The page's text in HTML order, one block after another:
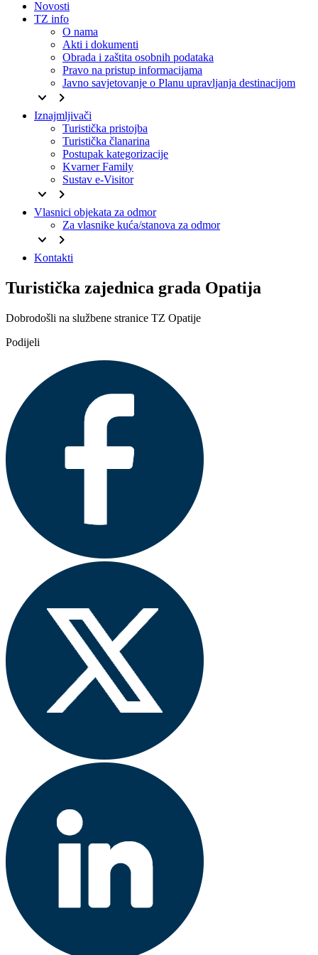
Novosti
TZ info
O nama
Akti i dokumenti
Obrada i zaštita osobnih podataka
Pravo na pristup informacijama
Javno savjetovanje o Planu upravljanja destinacijom
keyboard_arrow_down keyboard_arrow_right
Iznajmljivači
Turistička pristojba
Turistička članarina
Postupak kategorizacije
Kvarner Family
Sustav e-Visitor
keyboard_arrow_down keyboard_arrow_right
Vlasnici objekata za odmor
Za vlasnike kuća/stanova za odmor
keyboard_arrow_down keyboard_arrow_right
Kontakti
Turistička zajednica grada Opatija
Dobrodošli na službene stranice TZ Opatije
Podijeli